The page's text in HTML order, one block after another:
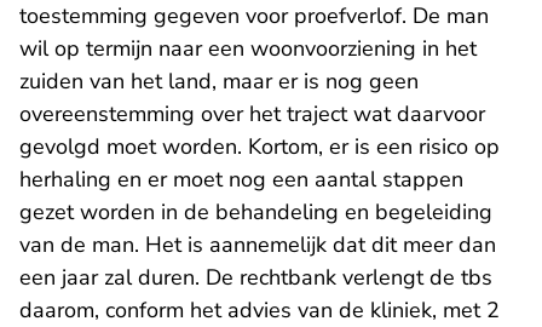
toestemming gegeven voor proefverlof. De man
wil op termijn naar een woonvoorziening in het
zuiden van het land, maar er is nog geen
overeenstemming over het traject wat daarvoor
gevolgd moet worden. Kortom, er is een risico op
herhaling en er moet nog een aantal stappen
gezet worden in de behandeling en begeleiding
van de man. Het is aannemelijk dat dit meer dan
een jaar zal duren. De rechtbank verlengt de tbs
daarom, conform het advies van de kliniek, met 2